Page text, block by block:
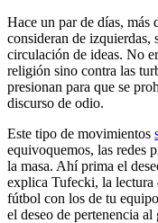
Hace un par de días, más
consideran de izquierdas,
circulación de ideas. No
religión sino contra las
presionan para que se
discurso de odio.
Este tipo de movimientos
equivoquemos, las redes
la masa. Ahí prima el
explica Tufecki, la lectura
fútbol con los de tu
el deseo de pertenencia al